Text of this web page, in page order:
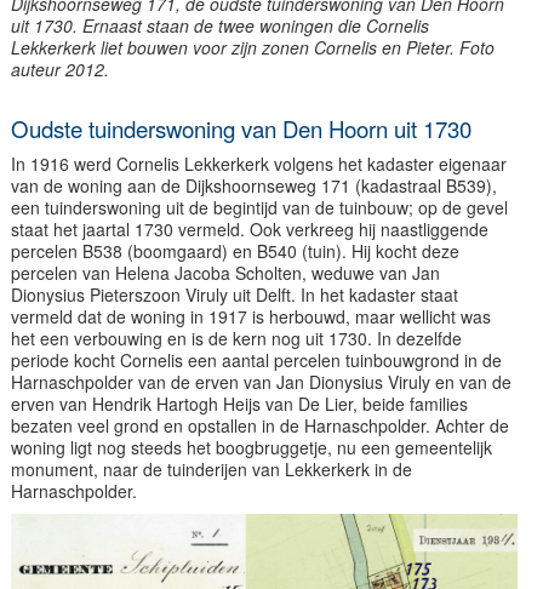
uit 1730. Ernaast staan de twee woningen die Cornelis
Lekkerkerk liet bouwen voor zijn zonen Cornelis en Pieter. Foto
auteur 2012.
Oudste tuinderswoning van Den Hoorn uit 1730
In 1916 werd Cornelis Lekkerkerk volgens het kadaster eigenaar
van de woning aan de Dijkshoornseweg 171 (kadastraal B539),
een tuinderswoning uit de begintijd van de tuinbouw; op de gevel
staat het jaartal 1730 vermeld. Ook verkreeg hij naastliggende
percelen B538 (boomgaard) en B540 (tuin). Hij kocht deze
percelen van Helena Jacoba Scholten, weduwe van Jan
Dionysius Pieterszoon Viruly uit Delft. In het kadaster staat
vermeld dat de woning in 1917 is herbouwd, maar wellicht was
het een verbouwing en is de kern nog uit 1730. In dezelfde
periode kocht Cornelis een aantal percelen tuinbouwgrond in de
Harnaschpolder van de erven van Jan Dionysius Viruly en van de
erven van Hendrik Hartogh Heijs van De Lier, beide families
bezaten veel grond en opstallen in de Harnaschpolder. Achter de
woning ligt nog steeds het boogbruggetje, nu een gemeentelijk
monument, naar de tuinderijen van Lekkerkerk in de
Harnaschpolder.